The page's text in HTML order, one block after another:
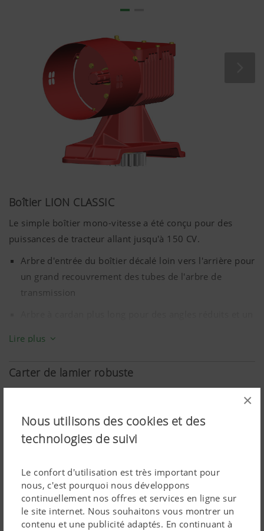
×
Nous utilisons des cookies et des
technologies de suivi
Le confort d'utilisation est très important pour
nous, c'est pourquoi nous développons
continuellement nos offres et services en ligne sur
le site internet. Nous souhaitons vous montrer un
contenu et une publicité adaptés. En continuant à
un recouvrement suffisant et un faible angle pour une
Boîtier LION CLASSIC
Le simple boîtier mono-vitesse a été conçu pour des
puissances de tracteur allant jusqu'à 150 CV.
Arbre d'entrée du boîtier décalé loin vers l'arrière pour
un grand recouvrement des tubes de l'arbre de
transmission
Pas de sortie prise de force arrière
Lire plus
Carter de lamier robuste